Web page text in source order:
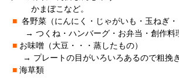
かまぼこなど。
■ 各野菜（にんにく・じゃがいも・玉ねぎ・
→ つくね・ハンバーグ・お弁当・創作料
■ お味噌（大豆・・・蒸したもの）
→ プレートの目がいろいろあるので粗挽き
■ 海草類